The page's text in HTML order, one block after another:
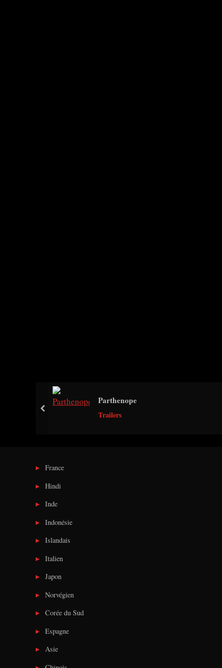
Parthenope
Trailers
prev
France
Hindi
Inde
Indonésie
Islandais
Italien
Japon
Norvégien
Corée du Sud
Espagne
Asie